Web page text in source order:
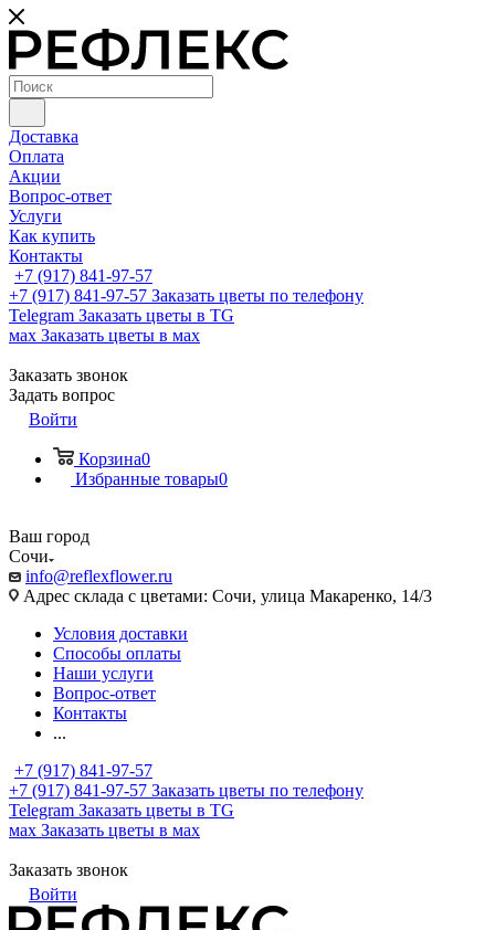
Доставка
Оплата
Акции
Вопрос-ответ
Услуги
Как купить
Контакты
+7 (917) 841-97-57
+7 (917) 841-97-57 Заказать цветы по телефону
Telegram Заказать цветы в TG
мах Заказать цветы в мах
Заказать звонок
Задать вопрос
Войти
Корзина0
Избранные товары0
Ваш город
Сочи
info@reflexflower.ru
Адрес склада с цветами: Сочи, улица Макаренко, 14/3
Условия доставки
Способы оплаты
Наши услуги
Вопрос-ответ
Контакты
...
+7 (917) 841-97-57
+7 (917) 841-97-57 Заказать цветы по телефону
Telegram Заказать цветы в TG
мах Заказать цветы в мах
Заказать звонок
Войти